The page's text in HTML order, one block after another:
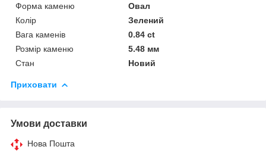
Форма каменю
Овал
Колір
Зелений
Вага каменів
0.84 ct
Розмір каменю
5.48 мм
Стан
Новий
Приховати
Умови доставки
Нова Пошта